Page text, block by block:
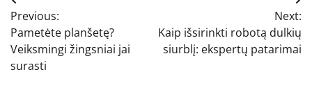
tarp
įrašų
Previous:
Pametėte planšetę?
Veiksmingi žingsniai jai
surasti
Next:
Kaip išsirinkti robotą dulkių
siurblį: ekspertų patarimai